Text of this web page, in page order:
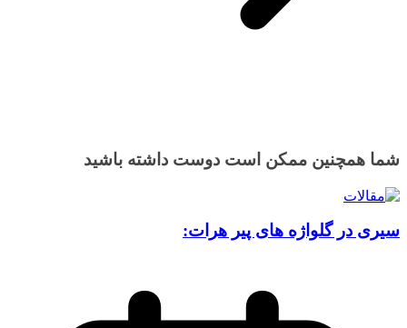
شما همچنین ممکن است دوست داشته باشید
سیری در گلواژه های پیر هرات: